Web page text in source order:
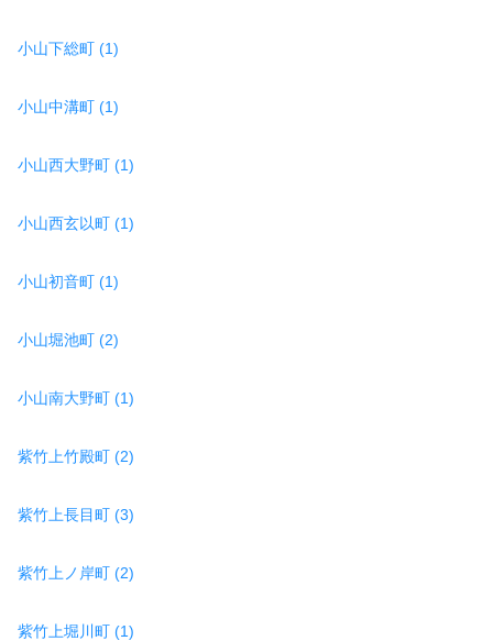
小山下総町 (1)
小山中溝町 (1)
小山西大野町 (1)
小山西玄以町 (1)
小山初音町 (1)
小山堀池町 (2)
小山南大野町 (1)
紫竹上竹殿町 (2)
紫竹上長目町 (3)
紫竹上ノ岸町 (2)
紫竹上堀川町 (1)